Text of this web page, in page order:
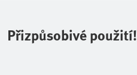
Přizpůsobivé použití!